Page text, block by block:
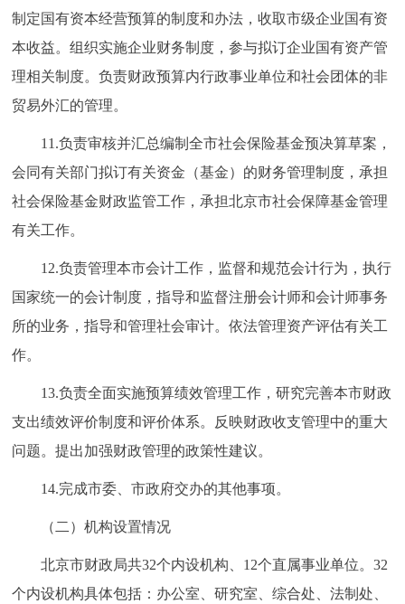
制定国有资本经营预算的制度和办法，收取市级企业国有资
本收益。组织实施企业财务制度，参与拟订企业国有资产管
理相关制度。负责财政预算内行政事业单位和社会团体的非
贸易外汇的管理。
11.负责审核并汇总编制全市社会保险基金预决算草案，
会同有关部门拟订有关资金（基金）的财务管理制度，承担
社会保险基金财政监管工作，承担北京市社会保障基金管理
有关工作。
12.负责管理本市会计工作，监督和规范会计行为，执行
国家统一的会计制度，指导和监督注册会计师和会计师事务
所的业务，指导和管理社会审计。依法管理资产评估有关工
作。
13.负责全面实施预算绩效管理工作，研究完善本市财政
支出绩效评价制度和评价体系。反映财政收支管理中的重大
问题。提出加强财政管理的政策性建议。
14.完成市委、市政府交办的其他事项。
（二）机构设置情况
北京市财政局共32个内设机构、12个直属事业单位。32
个内设机构具体包括：办公室、研究室、综合处、法制处、